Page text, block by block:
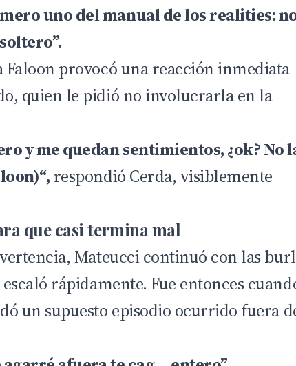
uno del manual de los realities:
Faloon provocó una reacción inmediata
quien le pidió no involucrarla en la
y me quedan sentimientos, ¿ok? No
respondió Cerda, visiblemente
que casi termina mal
Mateucci continuó con las
rápidamente. Fue entonces
un supuesto episodio ocurrido fuera